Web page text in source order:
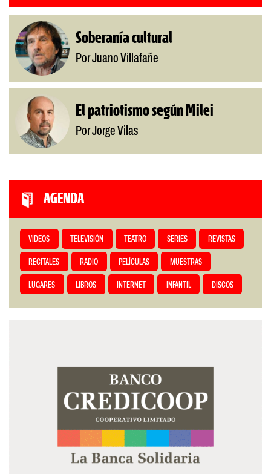
Soberanía cultural
Por Juano Villafañe
El patriotismo según Milei
Por Jorge Vilas
AGENDA
VIDEOS TELEVISIÓN TEATRO SERIES REVISTAS
RECITALES RADIO PELÍCULAS MUESTRAS
LUGARES LIBROS INTERNET INFANTIL DISCOS